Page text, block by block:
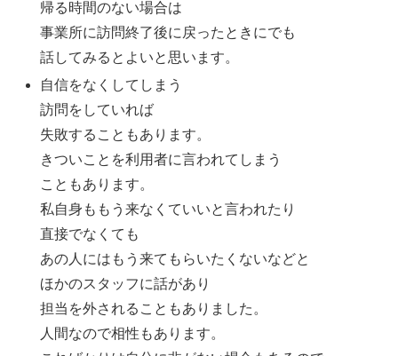
帰る時間のない場合は
事業所に訪問終了後に戻ったときにでも
話してみるとよいと思います。
自信をなくしてしまう
訪問をしていれば
失敗することもあります。
きついことを利用者に言われてしまう
こともあります。
私自身ももう来なくていいと言われたり
直接でなくても
あの人にはもう来てもらいたくないなどと
ほかのスタッフに話があり
担当を外されることもありました。
人間なので相性もあります。